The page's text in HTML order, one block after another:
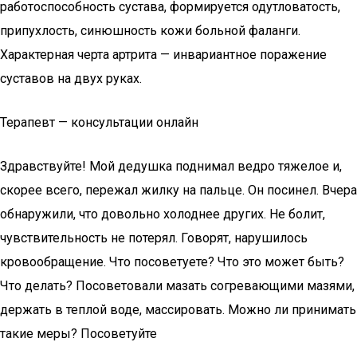
работоспособность сустава, формируется одутловатость,
припухлость, синюшность кожи больной фаланги.
Характерная черта артрита — инвариантное поражение
суставов на двух руках.
Терапевт — консультации онлайн
Здравствуйте! Мой дедушка поднимал ведро тяжелое и,
скорее всего, пережал жилку на пальце. Он посинел. Вчера
обнаружили, что довольно холоднее других. Не болит,
чувствительность не потерял. Говорят, нарушилось
кровообращение. Что посоветуете? Что это может быть?
Что делать? Посоветовали мазать согревающими мазями,
держать в теплой воде, массировать. Можно ли принимать
такие меры? Посоветуйте